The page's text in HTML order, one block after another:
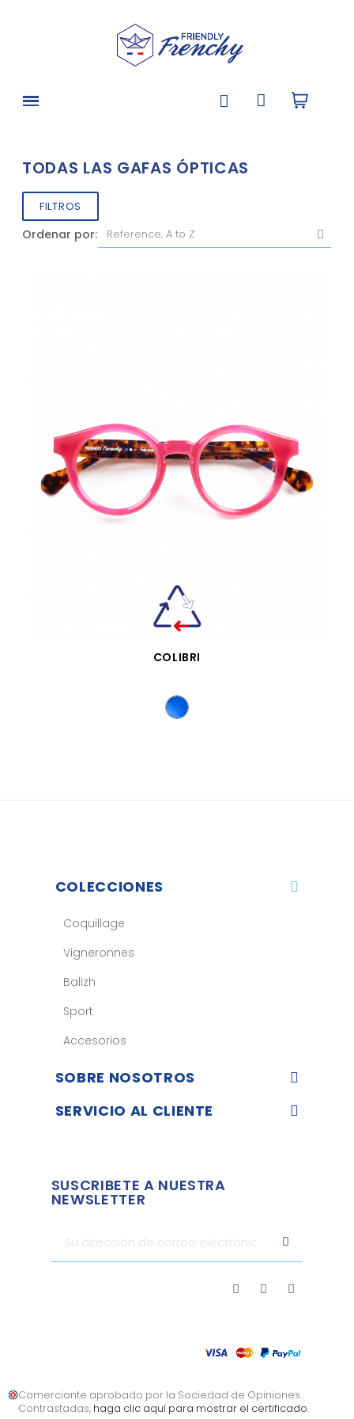
TODAS LAS GAFAS ÓPTICAS
FILTROS
Ordenar por:
VISTA RÁPIDA
COLIBRI
COLECCIONES
Coquillage
Vigneronnes
Balizh
Sport
Accesorios
SOBRE NOSOTROS
SERVICIO AL CLIENTE
SUSCRIBETE A NUESTRA
NEWSLETTER
Comerciante aprobado por la Sociedad de Opiniones
Contrastadas, haga clic aquí para mostrar el certificado.